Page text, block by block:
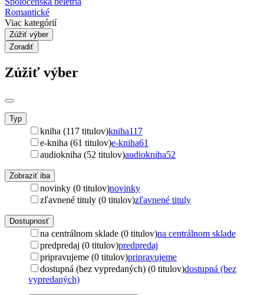
Romantické
Viac kategórií
Zúžiť výber
Zoradiť
Zúžiť výber
Typ
kniha (117 titulov)kniha117
e-kniha (61 titulov)e-kniha61
audiokniha (52 titulov)audiokniha52
Zobraziť iba
novinky (0 titulov)novinky
zľavnené tituly (0 titulov)zľavnené tituly
Dostupnosť
na centrálnom sklade (0 titulov)na centrálnom sklade
predpredaj (0 titulov)predpredaj
pripravujeme (0 titulov)pripravujeme
dostupná (bez vypredaných) (0 titulov)dostupná (bez
vypredaných)